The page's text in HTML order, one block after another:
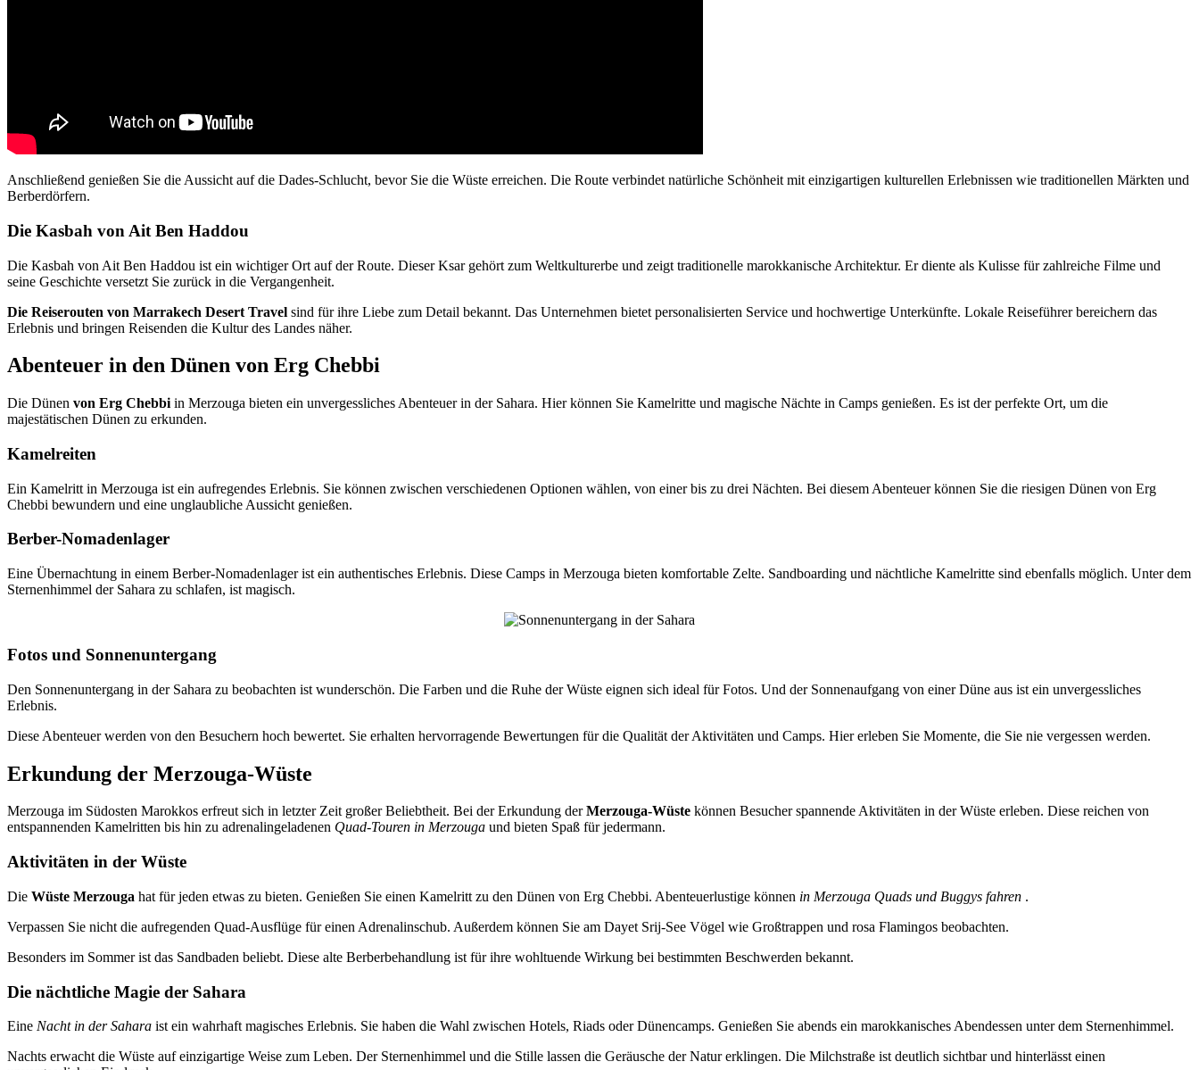
Anschließend genießen Sie die Aussicht auf die Dades-Schlucht, bevor Sie die Wüste erreichen. Die Route verbindet natürliche Schönheit mit einzigartigen kulturellen Erlebnissen wie traditionellen Märkten und
Berberdörfern.
Die Kasbah von Ait Ben Haddou
Die Kasbah von Ait Ben Haddou ist ein wichtiger Ort auf der Route. Dieser Ksar gehört zum Weltkulturerbe und zeigt traditionelle marokkanische Architektur. Er diente als Kulisse für zahlreiche Filme und
seine Geschichte versetzt Sie zurück in die Vergangenheit.
Die Reiserouten von Marrakech Desert Travel sind für ihre Liebe zum Detail bekannt. Das Unternehmen bietet personalisierten Service und hochwertige Unterkünfte. Lokale Reiseführer bereichern das
Erlebnis und bringen Reisenden die Kultur des Landes näher.
Abenteuer in den Dünen von Erg Chebbi
Die Dünen von Erg Chebbi in Merzouga bieten ein unvergessliches Abenteuer in der Sahara. Hier können Sie Kamelritte und magische Nächte in Camps genießen. Es ist der perfekte Ort, um die
majestätischen Dünen zu erkunden.
Kamelreiten
Ein Kamelritt in Merzouga ist ein aufregendes Erlebnis. Sie können zwischen verschiedenen Optionen wählen, von einer bis zu drei Nächten. Bei diesem Abenteuer können Sie die riesigen Dünen von Erg
Chebbi bewundern und eine unglaubliche Aussicht genießen.
Berber-Nomadenlager
Eine Übernachtung in einem Berber-Nomadenlager ist ein authentisches Erlebnis. Diese Camps in Merzouga bieten komfortable Zelte. Sandboarding und nächtliche Kamelritte sind ebenfalls möglich. Unter dem
Sternenhimmel der Sahara zu schlafen, ist magisch.
Fotos und Sonnenuntergang
Den Sonnenuntergang in der Sahara zu beobachten ist wunderschön. Die Farben und die Ruhe der Wüste eignen sich ideal für Fotos. Und der Sonnenaufgang von einer Düne aus ist ein unvergessliches
Erlebnis.
Diese Abenteuer werden von den Besuchern hoch bewertet. Sie erhalten hervorragende Bewertungen für die Qualität der Aktivitäten und Camps. Hier erleben Sie Momente, die Sie nie vergessen werden.
Erkundung der Merzouga-Wüste
Merzouga im Südosten Marokkos erfreut sich in letzter Zeit großer Beliebtheit. Bei der Erkundung derMerzouga-Wüste können Besucher spannende Aktivitäten in der Wüste erleben. Diese reichen von
entspannenden Kamelritten bis hin zu adrenalingeladenen Quad-Touren in Merzouga und bieten Spaß für jedermann.
Aktivitäten in der Wüste
Die Wüste Merzouga hat für jeden etwas zu bieten. Genießen Sie einen Kamelritt zu den Dünen von Erg Chebbi. Abenteuerlustige können in Merzouga Quads und Buggys fahren .
Verpassen Sie nicht die aufregenden Quad-Ausflüge für einen Adrenalinschub. Außerdem können Sie am Dayet Srij-See Vögel wie Großtrappen und rosa Flamingos beobachten.
Besonders im Sommer ist das Sandbaden beliebt. Diese alte Berberbehandlung ist für ihre wohltuende Wirkung bei bestimmten Beschwerden bekannt.
Die nächtliche Magie der Sahara
Eine Nacht in der Sahara ist ein wahrhaft magisches Erlebnis. Sie haben die Wahl zwischen Hotels, Riads oder Dünencamps. Genießen Sie abends ein marokkanisches Abendessen unter dem Sternenhimmel.
Nachts erwacht die Wüste auf einzigartige Weise zum Leben. Der Sternenhimmel und die Stille lassen die Geräusche der Natur erklingen. Die Milchstraße ist deutlich sichtbar und hinterlässt einen